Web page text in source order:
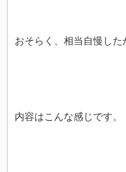
おそらく、相当自慢した
内容はこんな感じです。